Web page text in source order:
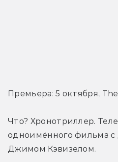
Премьера: 5 октября,
Что? Хронотриллер.
одноимённого фильма
Джимом Кэвизелом.